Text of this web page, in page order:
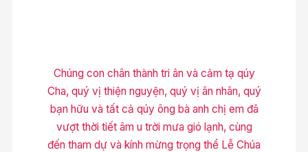
Chúng con chân thành tri ân và cảm tạ qúy
Cha, quý vị thiện nguyện, quý vị ân nhân, quý
bạn hữu và tất cả qúy ông bà anh chị em đã
vượt thời tiết âm u trời mưa gió lạnh, cùng
đến tham dự và kính mừng trọng thể Lễ Chúa